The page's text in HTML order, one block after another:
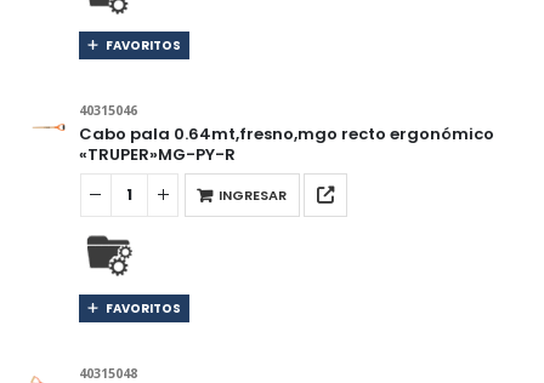
FAVORITOS
40315046
Cabo pala 0.64mt,fresno,mgo recto ergonómico
«TRUPER»MG-PY-R
INGRESAR
FAVORITOS
40315048